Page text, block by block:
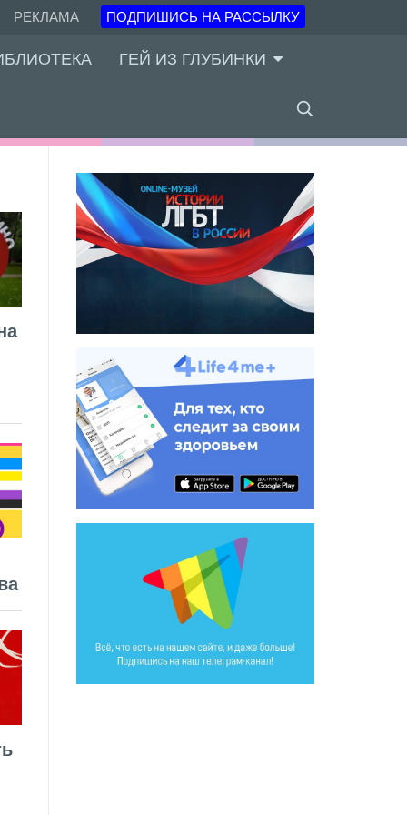
РЕКЛАМА ПОДПИШИСЬ НА РАССЫЛКУ
ГЕЙ ИЗ ГЛУБИНКИ